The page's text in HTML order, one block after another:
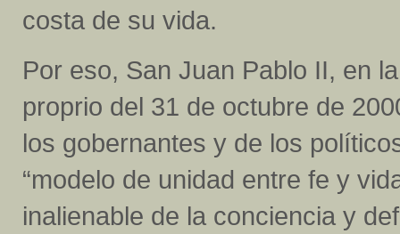
costa de su vida.
Por eso, San Juan Pablo II, en
proprio del 31 de octubre de
los gobernantes y de los
“modelo de unidad entre fe y
inalienable de la conciencia y